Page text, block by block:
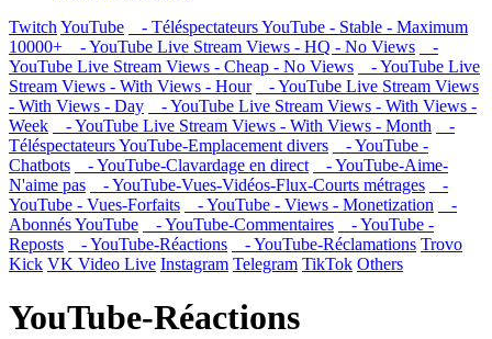
Twitch YouTube
- Téléspectateurs YouTube - Stable - Maximum
10000+
- YouTube Live Stream Views - HQ - No Views
-
YouTube Live Stream Views - Cheap - No Views
- YouTube Live
Stream Views - With Views - Hour
- YouTube Live Stream Views
- With Views - Day
- YouTube Live Stream Views - With Views -
Week
- YouTube Live Stream Views - With Views - Month
-
Téléspectateurs YouTube-Emplacement divers
- YouTube -
Chatbots
- YouTube-Clavardage en direct
- YouTube-Aime-
N'aime pas
- YouTube-Vues-Vidéos-Flux-Courts métrages
-
YouTube - Vues-Forfaits
- YouTube - Views - Monetization
-
Abonnés YouTube
- YouTube-Commentaires
- YouTube -
Reposts
- YouTube-Réactions - YouTube-Réclamations Trovo
Kick VK Video Live Instagram Telegram TikTok Others
YouTube-Réactions